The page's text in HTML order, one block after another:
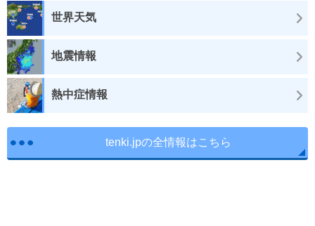
世界天気
地震情報
熱中症情報
tenki.jpの全情報はこちら